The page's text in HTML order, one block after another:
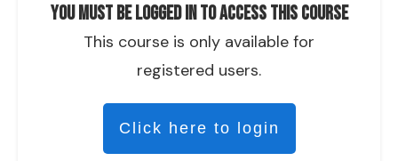
You must be logged in to access this course
This course is only available for
registered users.
Click here to login